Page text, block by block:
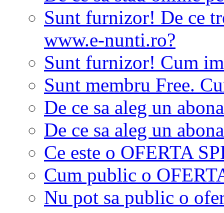
Sunt furnizor! De ce
www.e-nunti.ro?
Sunt furnizor! Cum
Sunt membru Free.
De ce sa aleg un
De ce sa aleg un
Ce este o OFERTA
Cum public o
Nu pot sa public o